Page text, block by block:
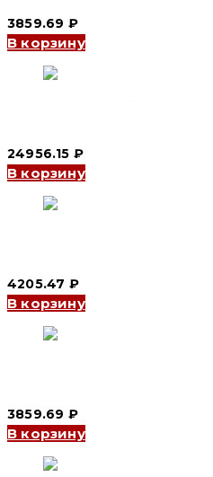
3859.69 ₽
В корзину
24956.15 ₽
В корзину
4205.47 ₽
В корзину
3859.69 ₽
В корзину